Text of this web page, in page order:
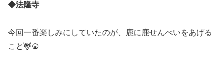
◆法隆寺
今回一番楽しみにしていたのが、鹿に鹿せんべいをあげる
こと🦌🍘